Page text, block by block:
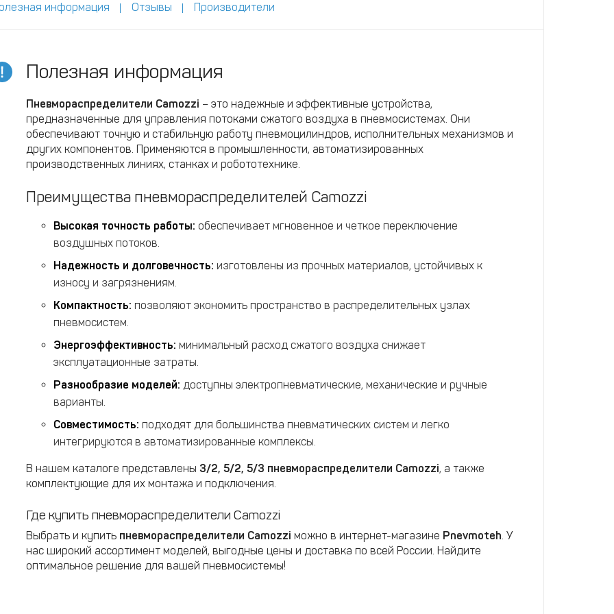
информация Отзывы Производители
Полезная информация
Пневмораспределители Camozzi – это надежные и эффективные устройства,
предназначенные для управления потоками сжатого воздуха в пневмосистемах. Они
обеспечивают точную и стабильную работу пневмоцилиндров, исполнительных механизмов и
других компонентов. Применяются в промышленности, автоматизированных
производственных линиях, станках и робототехнике.
Преимущества пневмораспределителей Camozzi
Высокая точность работы: обеспечивает мгновенное и четкое переключение
воздушных потоков.
Надежность и долговечность: изготовлены из прочных материалов, устойчивых к
износу и загрязнениям.
Компактность: позволяют экономить пространство в распределительных узлах
пневмосистем.
Энергоэффективность: минимальный расход сжатого воздуха снижает
эксплуатационные затраты.
Разнообразие моделей: доступны электропневматические, механические и ручные
варианты.
Совместимость: подходят для большинства пневматических систем и легко
интегрируются в автоматизированные комплексы.
В нашем каталоге представлены 3/2, 5/2, 5/3 пневмораспределители Camozzi, а также
комплектующие для их монтажа и подключения.
Где купить пневмораспределители Camozzi
Выбрать и купить пневмораспределители Camozzi можно в интернет-магазине Pnevmoteh. У
нас широкий ассортимент моделей, выгодные цены и доставка по всей России. Найдите
оптимальное решение для вашей пневмосистемы!